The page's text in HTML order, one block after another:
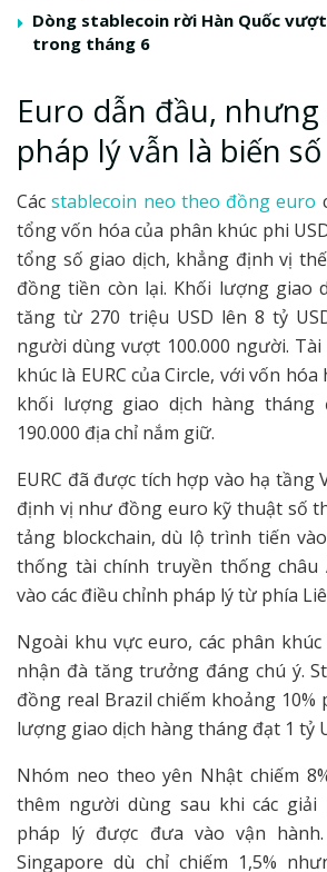
Dòng stablecoin rời Hàn Quốc
trong tháng 6
Euro dẫn đầu,
pháp lý vẫn là biến
Cácstablecoin neo theo đồng euro
tổng vốn hóa của phân khúc phi
tổng số giao dịch, khẳng định vị
đồng tiền còn lại. Khối lượng giao
tăng từ 270 triệu USD lên 8 tỷ
người dùng vượt 100.000 người.
khúc là EURC của Circle, với vốn
khối lượng giao dịch hàng tháng
190.000 địa chỉ nắm giữ.
EURC đã được tích hợp vào hạ tầng
định vị như đồng euro kỹ thuật số
tảng blockchain, dù lộ trình tiến
thống tài chính truyền thống châu
vào các điều chỉnh pháp lý từ phía
Ngoài khu vực euro, các phân
nhận đà tăng trưởng đáng chú ý.
đồng real Brazil chiếm khoảng 10%
lượng giao dịch hàng tháng đạt 1 tỷ
Nhóm neo theo yên Nhật chiếm
thêm người dùng sau khi các giải
pháp lý được đưa vào vận
Singapore dù chỉ chiếm 1,5%